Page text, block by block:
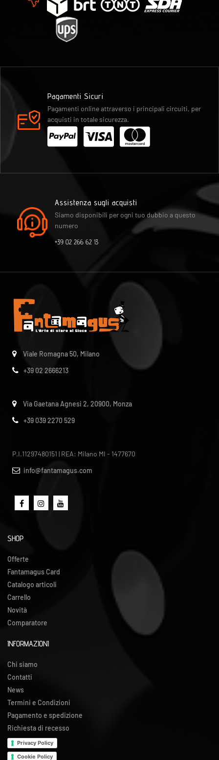
Pagamenti Sicuri
Pagamenti online attraverso i principali circuiti, per
acquisti in totale sicurezza.
Assistenza sugli acquisti
Siamo disponibili per ogni tuo dubbio a questo
numero
+39 02 266 62 13
Viale Romagna 50, Milano
+39 02 2666213
Via Gaetana Agnesi 2, 20900, Monza
+39 039 2270 529
P.I.11297480151 | REA: Milano MI - 1477670
info@fantamagus.com
SHOP
Offerte
Fantamagus Card
Catalogo articoli
Carrello
Novità
Comparatore
INFORMAZIONI
Chi siamo
Contatti
News
Termini e Condizioni
Pagamento e spedizione
Richiesta di recesso
Privacy Policy
Cookie Policy